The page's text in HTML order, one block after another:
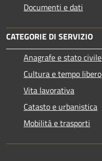
Documenti e dati
CATEGORIE DI SERVIZIO
Anagrafe e stato civile
Cultura e tempo libero
Vita lavorativa
Catasto e urbanistica
Mobilità e trasporti